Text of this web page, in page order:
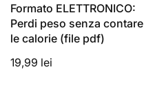
Formato ELETTRONICO:
Perdi peso senza contare
le calorie (file pdf)
19,99 lei